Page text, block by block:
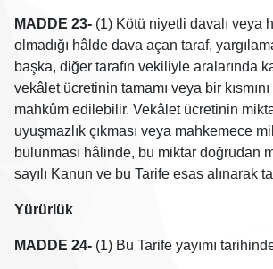
MADDE 23-(1) Kötü niyetli davalı veya
olmadığı hâlde dava açan taraf,
başka, diğer tarafın vekiliyle aralarında
vekâlet ücretinin tamamı veya bir
mahkûm edilebilir. Vekâlet ücretinin
uyuşmazlık çıkması veya mahkemece
bulunması hâlinde, bu miktar doğrudan
sayılı Kanun ve bu Tarife esas alınarak
Yürürlük
MADDE 24-(1) Bu Tarife yayımı